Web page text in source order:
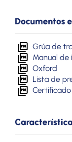
Documentos
Grúa de
Manual de
Oxford
Lista de
Certificado